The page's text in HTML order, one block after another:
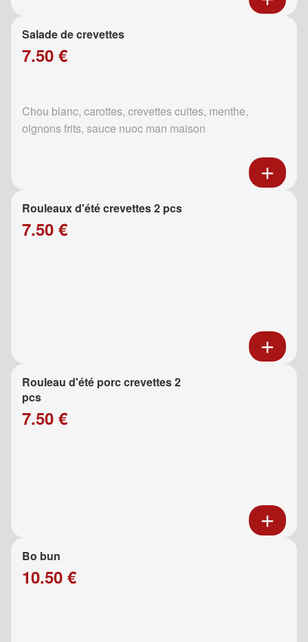
Salade de crevettes
7.50 €
Chou blanc, carottes, crevettes cuites, menthe,
oignons frits, sauce nuoc man maison
Rouleaux d'été crevettes 2 pcs
7.50 €
Rouleau d'été porc crevettes 2
pcs
7.50 €
Bo bun
10.50 €